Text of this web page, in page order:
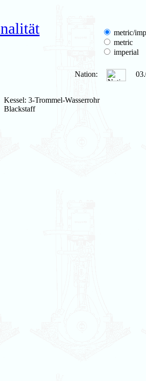
metric/
metric
imperial
Nation:
Kessel: 3-Trommel-Wasserrohr
Blackstaff